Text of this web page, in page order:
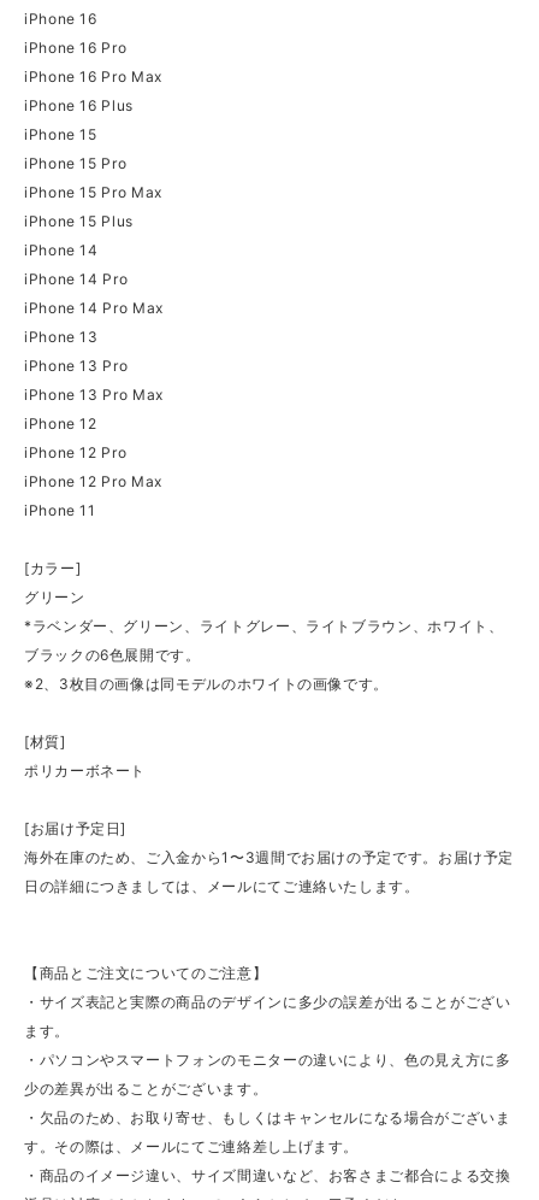
iPhone 16
iPhone 16 Pro
iPhone 16 Pro Max
iPhone 16 Plus
iPhone 15
iPhone 15 Pro
iPhone 15 Pro Max
iPhone 15 Plus
iPhone 14
iPhone 14 Pro
iPhone 14 Pro Max
iPhone 13
iPhone 13 Pro
iPhone 13 Pro Max
iPhone 12
iPhone 12 Pro
iPhone 12 Pro Max
iPhone 11
[カラー]
グリーン
*ラベンダー、グリーン、ライトグレー、ライトブラウン、ホワイト、
ブラックの6色展開です。
※2、3枚目の画像は同モデルのホワイトの画像です。
[材質]
ポリカーボネート
[お届け予定日]
海外在庫のため、ご入金から1〜3週間でお届けの予定です。お届け予定
日の詳細につきましては、メールにてご連絡いたします。
【商品とご注文についてのご注意】
・サイズ表記と実際の商品のデザインに多少の誤差が出ることがござい
ます。
・パソコンやスマートフォンのモニターの違いにより、色の見え方に多
少の差異が出ることがございます。
・欠品のため、お取り寄せ、もしくはキャンセルになる場合がございま
す。その際は、メールにてご連絡差し上げます。
・商品のイメージ違い、サイズ間違いなど、お客さまご都合による交換